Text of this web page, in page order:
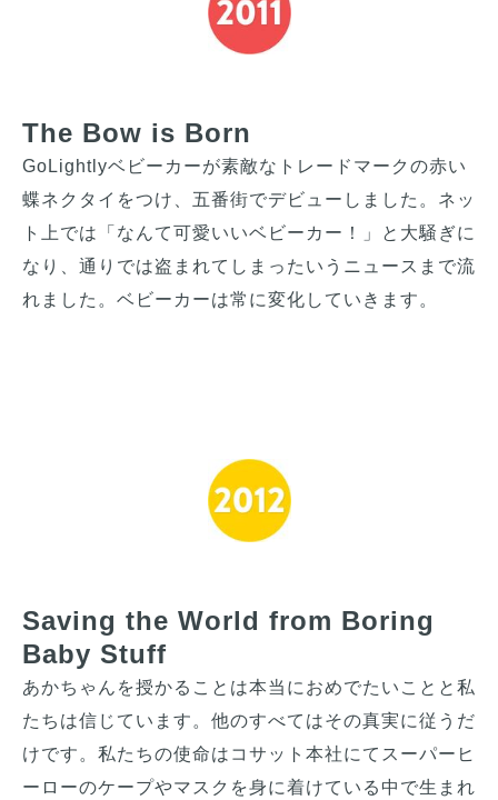
The Bow is Born
GoLightlyベビーカーが素敵なトレードマークの赤い
蝶ネクタイをつけ、五番街でデビューしました。ネッ
ト上では「なんて可愛いいベビーカー！」と大騒ぎに
なり、通りでは盗まれてしまったいうニュースまで流
れました。ベビーカーは常に変化していきます。
Saving the World from Boring
Baby Stuff
あかちゃんを授かることは本当におめでたいことと私
たちは信じています。他のすべてはその真実に従うだ
けです。私たちの使命はコサット本社にてスーパーヒ
ーローのケープやマスクを身に着けている中で生まれ